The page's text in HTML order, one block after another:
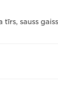
tīrs, sauss